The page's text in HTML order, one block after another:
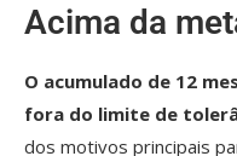
Acima da
O acumulado de 12
fora do limite de
dos motivos principais